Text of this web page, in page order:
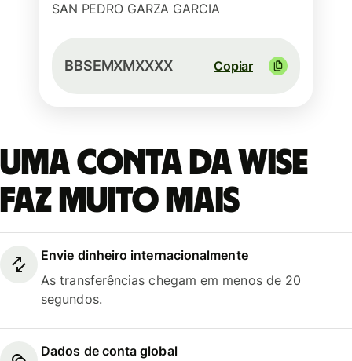
SAN PEDRO GARZA GARCIA
BBSEMXMXXXX Copiar
Uma conta da Wise
faz muito mais
Envie dinheiro internacionalmente
As transferências chegam em menos de 20
segundos.
Dados de conta global